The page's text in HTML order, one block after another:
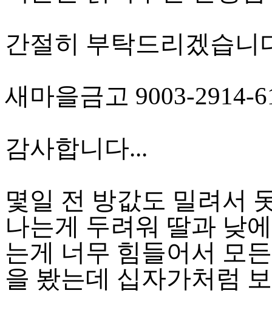
간절히 부탁드리겠습
새마을금고 9003-2914-
감사합니다...
몇일 전 방값도 밀려서
나는게 두려워 딸과 낮
는게 너무 힘들어서 모
을 봤는데 십자가처럼